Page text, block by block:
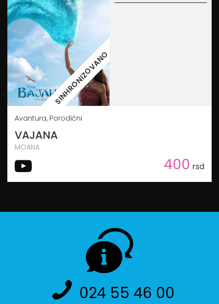
SINHRONIZOVANO
Avantura, Porodični
VAJANA
MOANA
400 rsd
024 55 46 00